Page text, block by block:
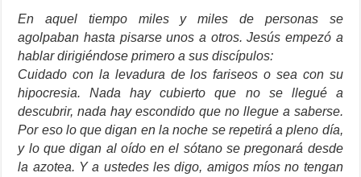
En aquel tiempo miles y miles de personas se
agolpaban hasta pisarse unos a otros. Jesús empezó a
hablar dirigiéndose primero a sus discípulos:
Cuidado con la levadura de los fariseos o sea con su
hipocresia. Nada hay cubierto que no se llegué a
descubrir, nada hay escondido que no llegue a saberse.
Por eso lo que digan en la noche se repetirá a pleno día,
y lo que digan al oído en el sótano se pregonará desde
la azotea. Y a ustedes les digo, amigos míos no tengan